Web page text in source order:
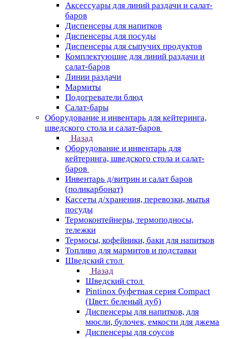
Аксессуары для линий раздачи и салат-
баров
Диспенсеры для напитков
Диспенсеры для посуды
Диспенсеры для сыпучих продуктов
Комплектующие для линий раздачи и
салат-баров
Линии раздачи
Мармиты
Подогреватели блюд
Салат-бары
Оборудование и инвентарь для кейтеринга,
шведского стола и салат-баров
Назад
Оборудование и инвентарь для
кейтеринга, шведского стола и салат-
баров
Инвентарь д/витрин и салат баров
(поликарбонат)
Кассеты д/хранения, перевозки, мытья
посуды
Термоконтейнеры, термоподносы,
тележки
Термосы, кофейники, баки для напитков
Топливо для мармитов и подставки
Шведский стол
Назад
Шведский стол
Pintinox буфетная серия Compact
(Цвет: беленый дуб)
Диспенсеры для напитков, для
мюсли, булочек, емкости для джема
Диспенсеры для соусов